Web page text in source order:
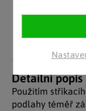
Za desítky let
nasbírali
spokojených
Detailní
Použitím
podlahy téměř